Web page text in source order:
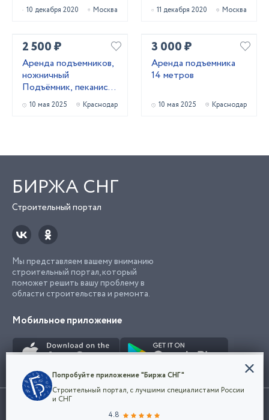
10 декабря 2020 Москва 11 декабря 2020 Москва
2 500 ₽
Аренда подъемников,
ножничный
Подъёмник, пеканиска
в аренду
10 мая 2025 Краснодар
3 000 ₽
Аренда подъемника
14 метров
10 мая 2025 Краснодар
БИРЖА СНГ
Строительный портал
Мы представляем вашему вниманию
строительный портал, который
поможет решить вашу проблему в
области строительства и ремонта.
Мобильное приложение
Использование сайта, в том числе подача объявлений, означает
марки представленные на сайте являются собственностью их
Конфиденциальность
Мы используем файлы cookie, чтобы сделать
наш сайт удобным для каждого
Попробуйте приложение "Биржа СНГ"
Строительный портал, с лучшими специалистами России
и СНГ
4.8